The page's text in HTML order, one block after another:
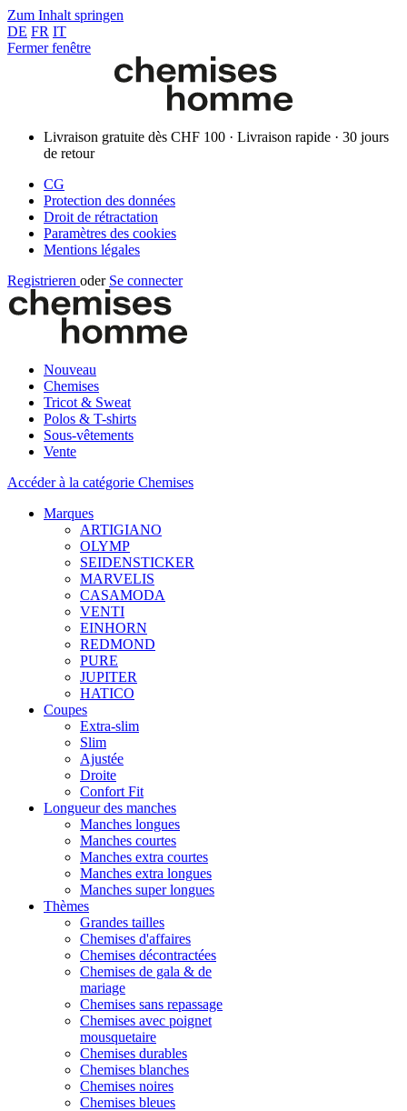
Zum Inhalt springen
DE FR IT
Fermer fenêtre
Livraison gratuite dès CHF 100 · Livraison rapide · 30 jours
de retour
CG
Protection des données
Droit de rétractation
Paramètres des cookies
Mentions légales
Registrieren oder Se connecter
Nouveau
Chemises
Tricot & Sweat
Polos & T-shirts
Sous-vêtements
Vente
Accéder à la catégorie Chemises
Marques
ARTIGIANO
OLYMP
SEIDENSTICKER
MARVELIS
CASAMODA
VENTI
EINHORN
REDMOND
PURE
JUPITER
HATICO
Coupes
Extra-slim
Slim
Ajustée
Droite
Confort Fit
Longueur des manches
Manches longues
Manches courtes
Manches extra courtes
Manches extra longues
Manches super longues
Thèmes
Grandes tailles
Chemises d'affaires
Chemises décontractées
Chemises de gala & de
mariage
Chemises sans repassage
Chemises avec poignet
mousquetaire
Chemises durables
Chemises blanches
Chemises noires
Chemises bleues